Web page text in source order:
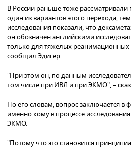
В России раньше тоже
один из вариантов этого перехода,
исследования показали, что
он обозначен английскими
только для тяжелых реанимационных
сообщил Эдигер.
"При этом он, по данным
том числе при ИВЛ и при ЭКМО", –
По его словам, вопрос заключается в
именно кому в процессе
ЭКМО.
"Потому что это становится